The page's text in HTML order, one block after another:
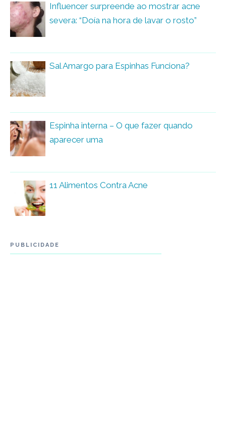
Influencer surpreende ao mostrar acne
severa: “Doía na hora de lavar o rosto”
Sal Amargo para Espinhas Funciona?
Espinha interna – O que fazer quando
aparecer uma
11 Alimentos Contra Acne
PUBLICIDADE